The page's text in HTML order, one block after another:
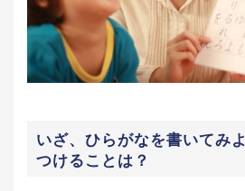
いざ、ひらがなを書いてみ
つけることは？